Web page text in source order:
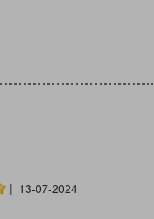
| 13-07-2024